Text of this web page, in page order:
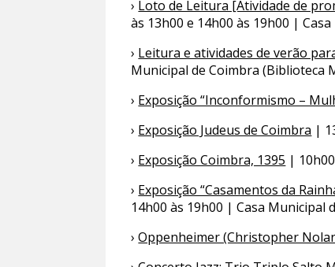
› Loto de Leitura [Atividade de
às 13h00 e 14h00 às 19h00 |
› Leitura e atividades de verão
Municipal de Coimbra (Biblioteca
› Exposição “Inconformismo –
› Exposição Judeus de Coimbra |
› Exposição Coimbra, 1395 |
› Exposição “Casamentos da
14h00 às 19h00 | Casa Municipal
›Oppenheimer (Christopher